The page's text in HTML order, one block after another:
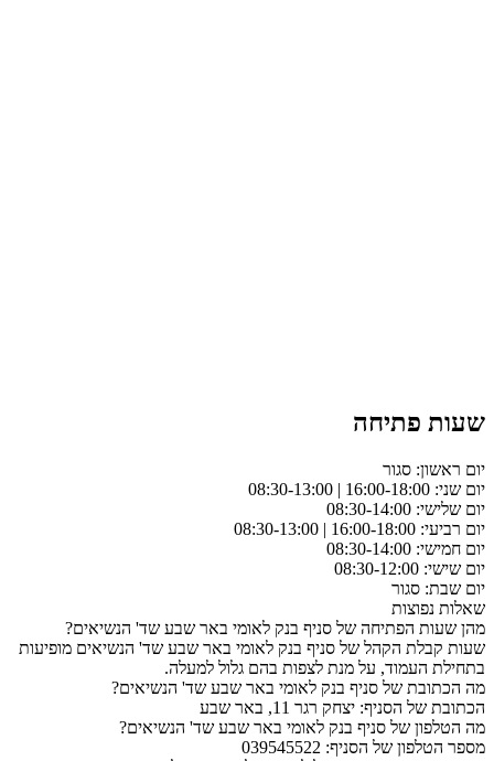
שעות פתיחה
יום ראשון: סגור
יום שני: 16:00-18:00 | 08:30-13:00
יום שלישי: 08:30-14:00
יום רביעי: 16:00-18:00 | 08:30-13:00
יום חמישי: 08:30-14:00
יום שישי: 08:30-12:00
יום שבת: סגור
שאלות נפוצות
מהן שעות הפתיחה של סניף בנק לאומי באר שבע שד' הנשיאים?
שעות קבלת הקהל של סניף בנק לאומי באר שבע שד' הנשיאים מופיעות
בתחילת העמוד, על מנת לצפות בהם גלול למעלה.
מה הכתובת של סניף בנק לאומי באר שבע שד' הנשיאים?
הכתובת של הסניף: יצחק רגר 11, באר שבע
מה הטלפון של סניף בנק לאומי באר שבע שד' הנשיאים?
מספר הטלפון של הסניף: 039545522